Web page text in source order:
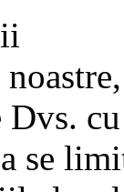
se